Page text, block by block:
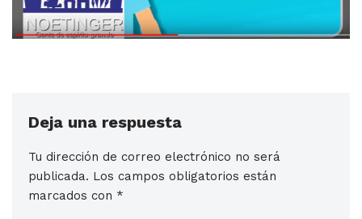
Deja una respuesta
Tu dirección de correo electrónico no será
publicada. Los campos obligatorios están
marcados con *